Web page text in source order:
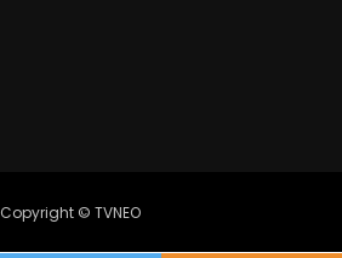
Copyright © TVNEO